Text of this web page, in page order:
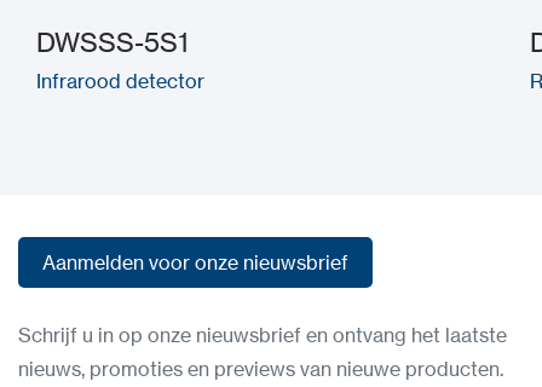
DWSSS-5S1
Infrarood detector
Aanmelden voor onze nieuwsbrief
Schrijf u in op onze nieuwsbrief en ontvang het laatste
nieuws, promoties en previews van nieuwe producten.